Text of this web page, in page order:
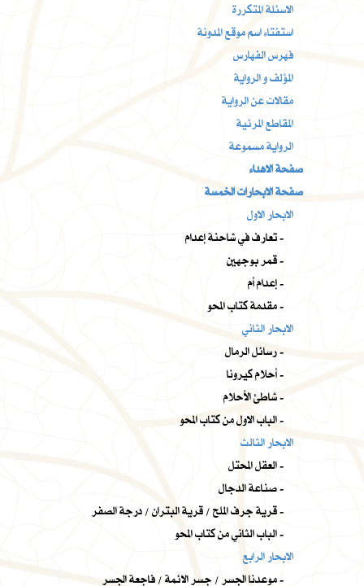
الاسئلة المتكررة
استفتاء اسم موقع المدونة
فهرس الفهارس
المؤلف و الرواية
مقالات عن الرواية
المقاطع المرئية
الرواية مسموعة
صفحة الاهداء
صفحة الابحارات الخمسة
الابحار الاول
تعارف في شاحنة إعدام -
قمر بوجهين -
إعدام أم -
مقدمة كتاب المحو -
الابحار الثاني
رسائل الرمال -
أحلام كيرونا -
شاطئ الأحلام -
الباب الاول من كتاب المحو -
الابحار الثالث
العقل المحتل -
صناعة الدجال -
قرية جرف الملح / قرية البتران / درجة الصفر -
الباب الثاني من كتاب المحو -
الابحار الرابع
موعدنا الجسر / جسر الائمة / فاجعة الجسر -